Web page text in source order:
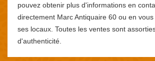
pouvez obtenir plus d'informations en
directement Marc Antiquaire 60 ou en
ses locaux. Toutes les ventes sont
d'authenticité.